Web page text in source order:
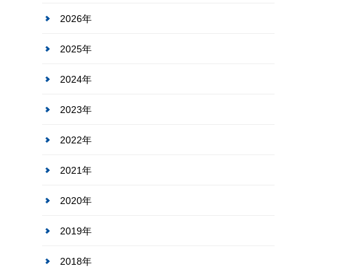
2026年
2025年
2024年
2023年
2022年
2021年
2020年
2019年
2018年